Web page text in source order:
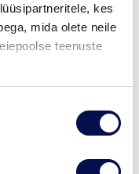
kes
mida olete neile
teenuste